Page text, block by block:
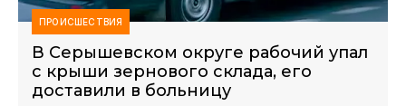
ПРОИСШЕСТВИЯ
В Серышевском округе рабочий упал
с крыши зернового склада, его
доставили в больницу